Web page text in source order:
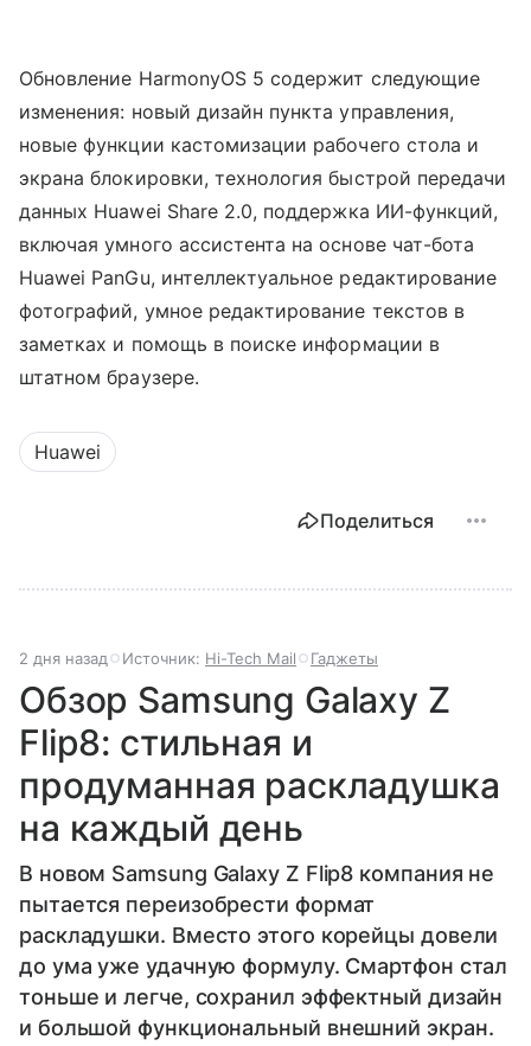
Обновление HarmonyOS 5 содержит следующие
изменения: новый дизайн пункта управления,
новые функции кастомизации рабочего стола и
экрана блокировки, технология быстрой передачи
данных Huawei Share 2.0, поддержка ИИ-функций,
включая умного ассистента на основе чат-бота
Huawei PanGu, интеллектуальное редактирование
фотографий, умное редактирование текстов в
заметках и помощь в поиске информации в
штатном браузере.
Huawei
Поделиться
2 дня назад Источник: Hi-Tech Mail Гаджеты
Обзор Samsung Galaxy Z
Flip8: стильная и
продуманная раскладушка
на каждый день
В новом Samsung Galaxy Z Flip8 компания не
пытается переизобрести формат
раскладушки. Вместо этого корейцы довели
до ума уже удачную формулу. Смартфон стал
тоньше и легче, сохранил эффектный дизайн
и большой функциональный внешний экран.